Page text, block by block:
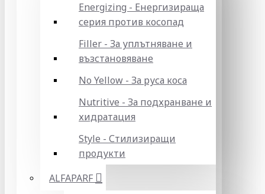
Energizing - Енергизираща
серия против косопад
Filler - За уплътняване и
възстановяване
No Yellow - За руса коса
Nutritive - За подхранване и
хидратация
Style - Стилизиращи
продукти
ALFAPARF